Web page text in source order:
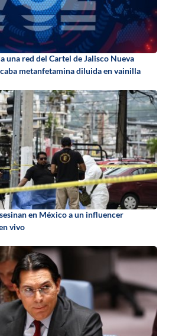
una red del Cartel de Jalisco Nueva
metanfetamina diluida en vainilla
en México a un influencer
vivo